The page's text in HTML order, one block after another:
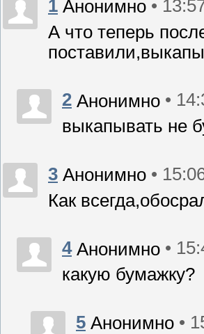
1 Анонимно •
А что теперь
2 Анонимно •
выкапывать не
3 Анонимно •
Как
4 Анонимно •
какую бумажку?
5 Анонимно •